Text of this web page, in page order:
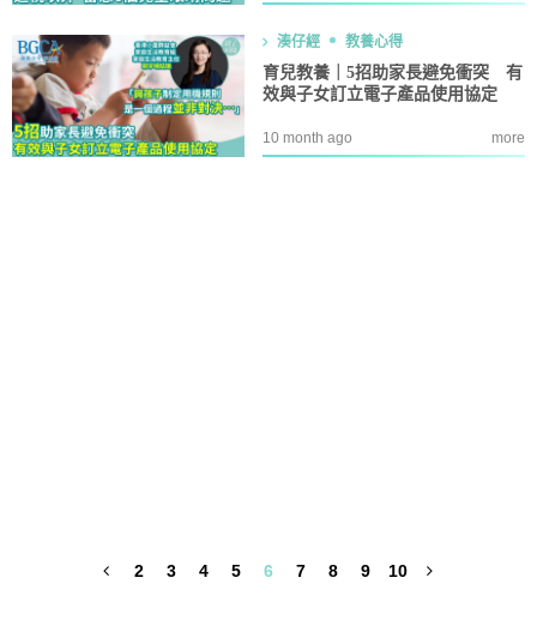
湊仔經 教養心得
育兒教養｜5招助家長避免衝突 有
效與子女訂立電子產品使用協定
10 month ago more
2 3 4 5 6 7 8 9 10